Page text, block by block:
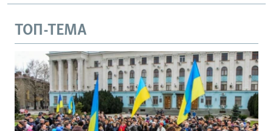
ТОП-ТЕМА